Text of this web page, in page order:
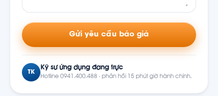
Gửi yêu cầu báo giá
TK
Kỹ sư ứng dụng đang trực
Hotline 0941.400.488 · phản hồi 15 phút giờ hành chính.